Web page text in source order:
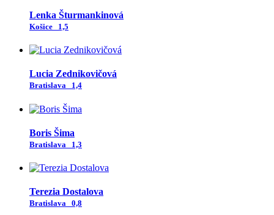
Lenka Šturmankinová
Košice 1,5
Lucia Zednikovičová
Bratislava 1,4
Boris Šima
Bratislava 1,3
Terezia Dostalova
Bratislava 0,8